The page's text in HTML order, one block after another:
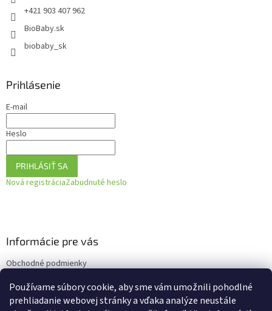
Používame súbory cookie, aby sme vám umožnili pohodlné
prehliadanie webovej stránky a vďaka analýze neustále
+421 903 407 962
BioBaby.sk
biobaby_sk
Prihlásenie
E-mail
Heslo
PRIHLÁSIŤ SA
Nová registráciaZabudnuté heslo
Informácie pre vás
Obchodné podmienky
Ako vrátiť tovar